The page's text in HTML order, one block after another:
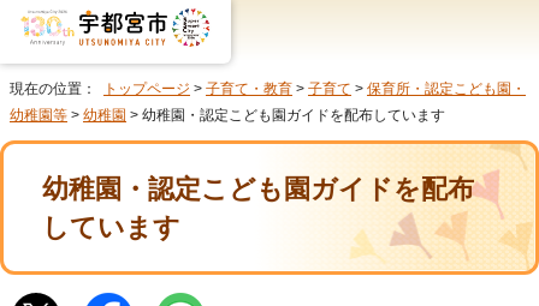
現在の位置： トップページ > 子育て・教育 > 子育て > 保育所・認定こども園・
幼稚園等 > 幼稚園 > 幼稚園・認定こども園ガイドを配布しています
幼稚園・認定こども園ガイドを配布
しています